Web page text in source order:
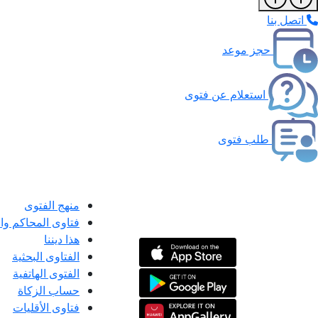
اتصل بنا
حجز موعد
استعلام عن فتوى
طلب فتوى
منهج الفتوى
فتاوى المحاكم
هذا ديننا
الفتاوى البحثية
الفتوى الهاتفية
حساب الزكاة
فتاوى الأقليات